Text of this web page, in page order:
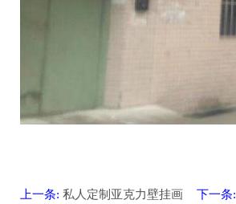
上一条: 私人定制亚克力壁挂画 下一条: